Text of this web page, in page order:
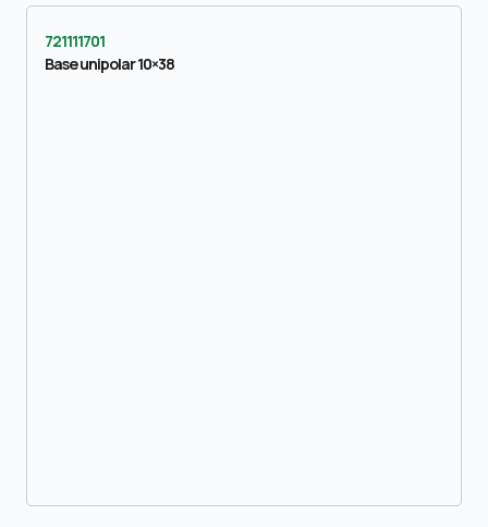
721111701
Base unipolar 10×38